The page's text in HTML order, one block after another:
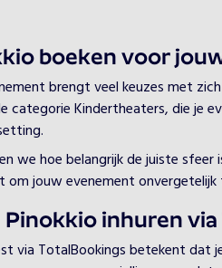
boeken voor
brengt veel keuzes met
categorie Kindertheaters, die je
we hoe belangrijk de juiste
jouw evenement onvergetelijk
inhuren
via TotalBookings betekent dat